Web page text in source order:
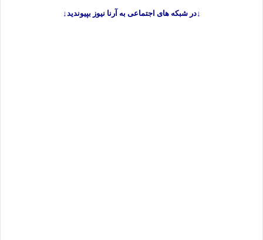
↓در شبکه های اجتماعی به آرنا نیوز بپیوندید↓